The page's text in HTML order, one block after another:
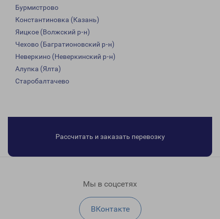
Бурмистрово
Константиновка (Казань)
Яицкое (Волжский р-н)
Чехово (Багратионовский р-н)
Неверкино (Неверкинский р-н)
Алупка (Ялта)
Старобалтачево
Рассчитать и заказать перевозку
Мы в соцсетях
ВКонтакте